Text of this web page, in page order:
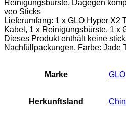
Reinigungsbürste, Dagegen
veo Sticks
Lieferumfang: 1 x GLO Hyper X2
Kabel, 1 x Reinigungsbürste, 1 x
Dieses Produkt enthält keine
Nachfüllpackungen, Farbe: Jade
Marke ‎GLO
Herkunftsland